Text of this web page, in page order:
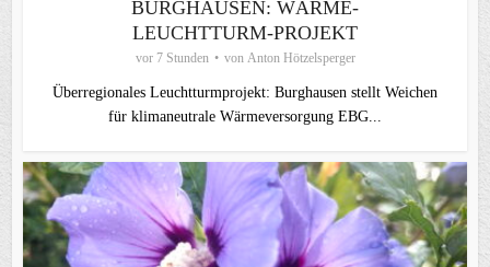
BURGHAUSEN: WÄRME-
LEUCHTTURM-PROJEKT
vor 7 Stunden von Anton Hötzelsperger
Überregionales Leuchtturmprojekt: Burghausen stellt Weichen
für klimaneutrale Wärmeversorgung EBG...